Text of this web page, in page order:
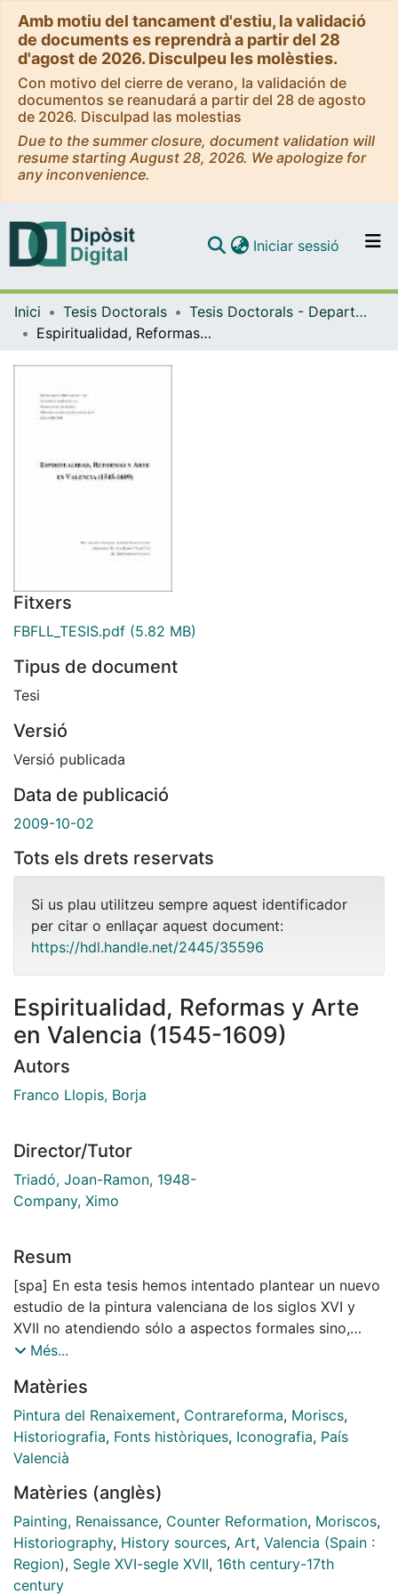
Amb motiu del tancament d'estiu, la validació
de documents es reprendrà a partir del 28
d'agost de 2026. Disculpeu les molèsties.
Con motivo del cierre de verano, la validación de
documentos se reanudará a partir del 28 de agosto
de 2026. Disculpad las molestias
Due to the summer closure, document validation will
resume starting August 28, 2026. We apologize for
any inconvenience.
Navega per tot el DD
Iniciar sessió (current)
Inici Tesis Doctorals
Tesis Doctorals - Departament - Història de l'Art
Espiritualidad, Reformas y Arte en Valencia (1545-1609)
Fitxers
FBFLL_TESIS.pdf (5.82 MB)
Tipus de document
Tesi
Versió
Versió publicada
Data de publicació
2009-10-02
Tots els drets reservats
Si us plau utilitzeu sempre aquest identificador
per citar o enllaçar aquest document:
https://hdl.handle.net/2445/35596
Espiritualidad, Reformas y Arte
en Valencia (1545-1609)
Autors
Franco Llopis, Borja
Director/Tutor
Triadó, Joan-Ramon, 1948-
Company, Ximo
Resum
[spa] En esta tesis hemos intentado plantear un nuevo
estudio de la pintura valenciana de los siglos XVI y
XVII no atendiendo sólo a aspectos formales sino,
sobre todo culturales, que conllevaron a un cambio de
fuentes de diversa índole como la literatura epistolar
jesuítica, procesos inquisitoriales, libros de historia,
crónica sobre la expulsión morisca, concilios y
sínodos, etc. buscando con este abanico de
complicada sociedad valenciana, marcada por la
convivencia de dos grupos religiosos, esto es,
moriscos y católicos, y con tímidas incursiones de
herejes protestantes. Uno de los aspectos más
interesantes de la investigación fue el estudio de las
Més...
Matèries
Pintura del Renaixement, Contrareforma, Moriscs,
Historiografia, Fonts històriques, Iconografia, País
Valencià
Matèries (anglès)
Painting, Renaissance, Counter Reformation, Moriscos,
Historiography, History sources, Art, Valencia (Spain :
Region), Segle XVI-segle XVII, 16th century-17th
century